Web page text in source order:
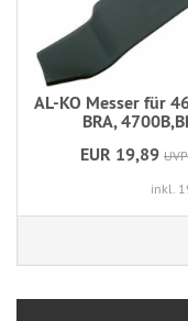
AL-KO Messer für
BRA,
EUR 19,89
inkl.